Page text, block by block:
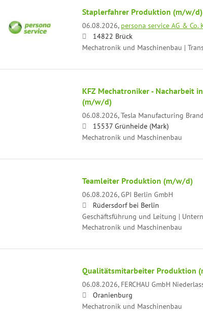
Staplerfahrer Produktion (m/w/d)
06.08.2026, persona service AG & Co.
14822 Brück
Mechatronik und Maschinenbau |
KFZ Mechatroniker - Nacharbeit
(m/w/d)
06.08.2026,Tesla Manufacturing
15537 Grünheide (Mark)
Mechatronik und Maschinenbau
Teamleiter Produktion (m/w/d)
06.08.2026,GPI Berlin GmbH
Rüdersdorf bei Berlin
Geschäftsführung und Leitung |
Mechatronik und Maschinenbau
Qualitätsmitarbeiter Produktion
06.08.2026, FERCHAU GmbH
Oranienburg
Mechatronik und Maschinenbau